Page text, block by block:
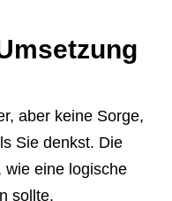
aber keine Sorge,
Sie denkst. Die
wie eine logische
sollte.